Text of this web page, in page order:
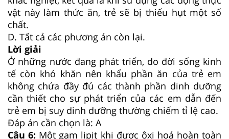
vật này làm thức ăn, trẻ sẽ bị thiếu hụt một số
chất.
D. Tất cả các phương án còn lại.
Lời giải
Ở những nước đang phát triển, do đời sống kinh
tế còn khó khăn nên khẩu phần ăn của trẻ em
không chứa đầy đủ các thành phần dinh dưỡng
cần thiết cho sự phát triển của các em dẫn đến
trẻ em bị suy dinh dưỡng thường chiếm tỉ lệ cao.
Đáp án cần chọn là: A
Câu 6: Một gam lipit khi được ôxi hoá hoàn toàn